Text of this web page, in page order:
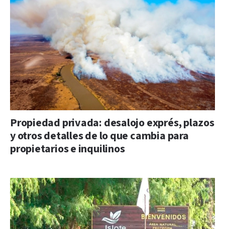
Propiedad privada: desalojo exprés, plazos
y otros detalles de lo que cambia para
propietarios e inquilinos